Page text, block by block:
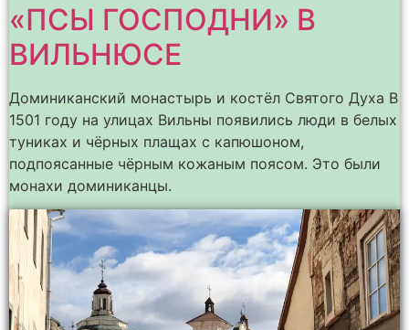
«ПСЫ ГОСПОДНИ» В
ВИЛЬНЮСЕ
Доминиканский монастырь и костёл Святого Духа В
1501 году на улицах Вильны появились люди в белых
туниках и чёрных плащах с капюшоном,
подпоясанные чёрным кожаным поясом. Это были
монахи доминиканцы.